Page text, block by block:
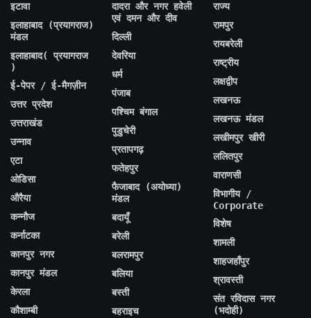
इटावा
इलाहाबाद (प्रयागराज)
मंडल
इलाहाबाद( प्रयागराज
)
ई-पेपर / ई-मैगज़ीन
उत्तर प्रदेश
उत्तराखंड
उन्नाव
एटा
ओडिसा
औरैया
कन्नौज
कर्नाटका
कानपुर नगर
कानपुर मंडल
केरला
कौशाम्बी
दादरा और नगर हवेली
एवं दमन और दीव
दिल्ली
देवरिया
धर्म
पंजाब
पश्चिम बंगाल
पुडुचेरी
प्रतापगढ़
फतेहपुर
फैजाबाद (अयोध्या)
मंडल
बदायूँ
बरेली
बलरामपुर
बलिया
बस्ती
बहराइच
राज्य
रामपुर
रायबरेली
राष्ट्रीय
लक्षद्वीप
लखनऊ
लखनऊ मंडल
लखीमपुर खीरी
ललितपुर
वाराणसी
विभागीय /
Corporate
विशेष
शामली
शाहजहाँपुर
श्रावस्ती
संत रविदास नगर
(भदोही)